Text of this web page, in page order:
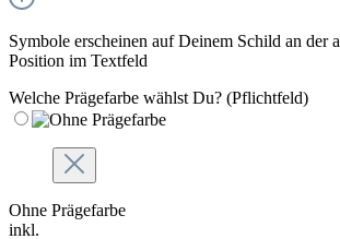
Symbole erscheinen auf Deinem Schild an der
Position im Textfeld
Welche Prägefarbe wählst Du? (Pflichtfeld)
Ohne Prägefarbe
inkl.